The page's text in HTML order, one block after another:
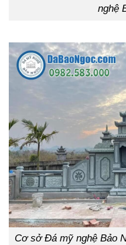
nghệ
Cơ sở Đá mỹ nghệ Bảo